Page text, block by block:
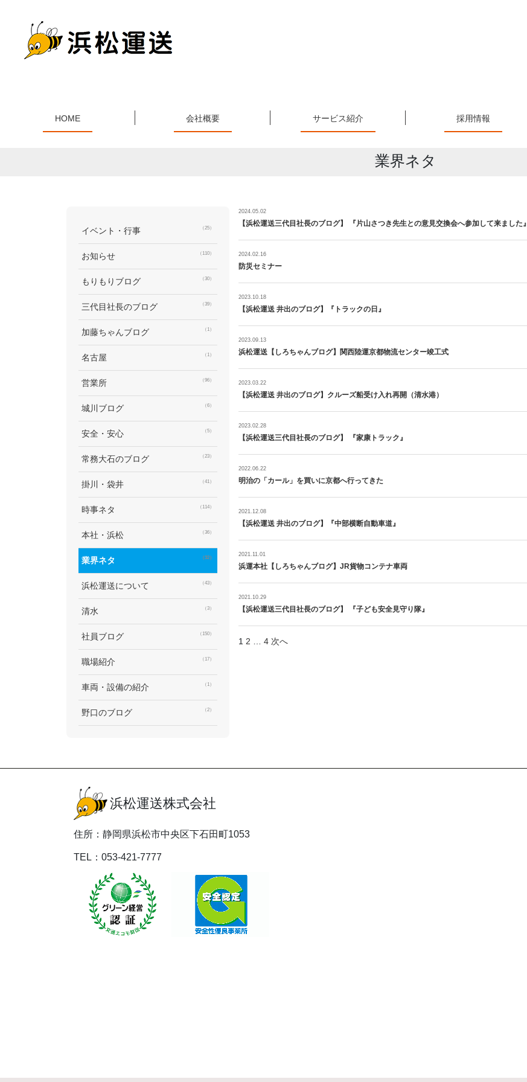
HOME 会社概要 サービス紹介 採用情報
業界ネタ
イベント・行事 （25）
お知らせ （110）
もりもりブログ （30）
三代目社長のブログ （39）
加藤ちゃんブログ （1）
名古屋 （1）
営業所 （96）
城川ブログ （6）
安全・安心 （5）
常務大石のブログ （23）
掛川・袋井 （41）
時事ネタ （114）
本社・浜松 （36）
業界ネタ （32）
浜松運送について （43）
清水 （3）
社員ブログ （150）
職場紹介 （17）
車両・設備の紹介 （1）
野口のブログ （2）
2024.05.02
【浜松運送三代目社長のブログ】 『片山さつき先生との意見交換会へ参加して来ました』
2024.02.16
防災セミナー
2023.10.18
【浜松運送 井出のブログ】『トラックの日』
2023.09.13
浜松運送【しろちゃんブログ】関西陸運京都物流センター竣工式
2023.03.22
【浜松運送 井出のブログ】クルーズ船受け入れ再開（清水港）
2023.02.28
【浜松運送三代目社長のブログ】 『家康トラック』
2022.06.22
明治の「カール」を買いに京都へ行ってきた
2021.12.08
【浜松運送 井出のブログ】『中部横断自動車道』
2021.11.01
浜運本社【しろちゃんブログ】JR貨物コンテナ車両
2021.10.29
【浜松運送三代目社長のブログ】 『子ども安全見守り隊』
投
1 2 4 次へ
浜松運送株式会社
住所：静岡県浜松市中央区下石田町1053
TEL：053-421-7777